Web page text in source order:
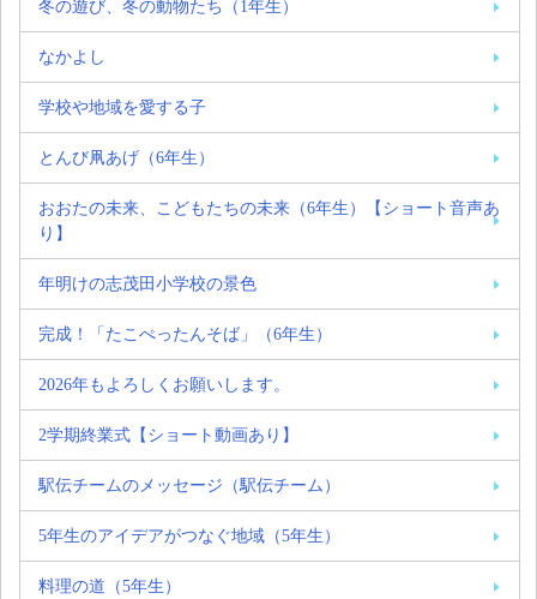
冬の遊び、冬の動物たち（1年生）
なかよし
学校や地域を愛する子
とんび凧あげ（6年生）
おおたの未来、こどもたちの未来（6年生）【ショート音声あ
り】
年明けの志茂田小学校の景色
完成！「たこぺったんそば」（6年生）
2026年もよろしくお願いします。
2学期終業式【ショート動画あり】
駅伝チームのメッセージ（駅伝チーム）
5年生のアイデアがつなぐ地域（5年生）
料理の道（5年生）